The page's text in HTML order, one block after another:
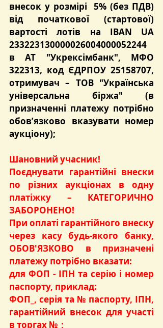
внесок у розмірі 5% (без ПДВ)
від початкової (стартової)
вартості лотів на
233223130000026004000052244
в АТ "Укрексімбанк"
322313, код ЄДРПОУ 25158707,
отримувач – ТОВ "Українська
універсальна біржа" (в
призначенні платежу потрібно
обов’язково вказувати номер
аукціону);
Шановний учасник!
Поєднувати гарантійні внески
по різних аукціонах в одну
платіжку – КАТЕГОРИЧНО
ЗАБОРОНЕНО!
При оплаті гарантійного внеску
через касу будь-якого банку,
ОБОВ'ЯЗКОВО в призначені
платежу потрібно вказати:
для ФОП - ІПН та серію і номер
паспорту, приклад:
ФОП_, серія та № паспорту, ІПН,
гарантійний внесок для участі
в торгах №_;